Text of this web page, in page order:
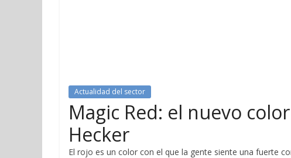
Actualidad del sector
Magic Red: el nuevo
Hecker
El rojo es un color con el que la gente siente una fuerte